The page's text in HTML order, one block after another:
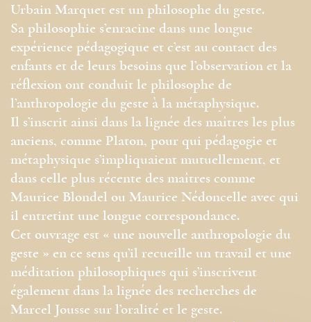
Urbain Marquet est un philosophe du geste.
Sa philosophie s’enracine dans une longue
expérience pédagogique et c’est au contact des
enfants et de leurs besoins que l’observation et la
réflexion ont conduit le philosophe de
l’anthropologie du geste à la métaphysique.
Il s’inscrit ainsi dans la lignée des maîtres les plus
anciens, comme Platon, pour qui pédagogie et
métaphysique s’impliquaient mutuellement, et
dans celle plus récente des maîtres comme
Maurice Blondel ou Maurice Nédoncelle avec qui
il entretint une longue correspondance.
Cet ouvrage est « une nouvelle anthropologie du
geste » en ce sens qu’il recueille un travail et une
méditation philosophiques qui s’inscrivent
également dans la lignée des recherches de
Marcel Jousse sur l’oralité et le geste.